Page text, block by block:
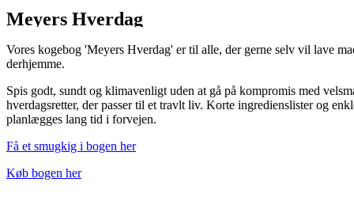
Meyers Hverdag
Vores kogebog 'Meyers Hverdag' er til alle, der gerne selv vil lave
derhjemme.
Spis godt, sundt og klimavenligt uden at gå på kompromis med
hverdagsretter, der passer til et travlt liv. Korte ingredienslister og
planlægges lang tid i forvejen.
Få et smugkig i bogen her
Køb bogen her